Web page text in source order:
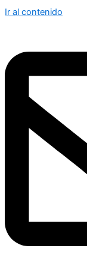
Ir al contenido